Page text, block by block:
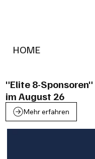
HOME
"Elite 8-
im August 26
Mehr erfahren